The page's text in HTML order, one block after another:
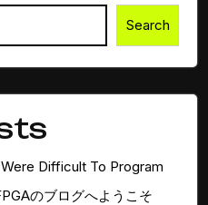
Search
Difficult To Program
のブログへようこそ